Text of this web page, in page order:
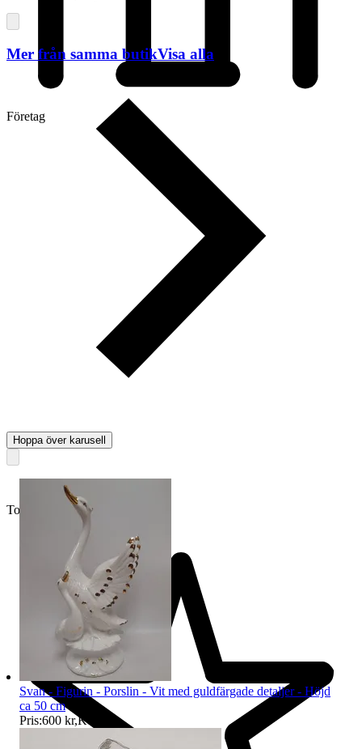
Företag
Toppsäljare
Mer från samma butikVisa alla
Hoppa över karusell
Svan - Figurin - Porslin - Vit med guldfärgade detaljer - Höjd
ca 50 cm
Pris:600 kr,Köp nu .